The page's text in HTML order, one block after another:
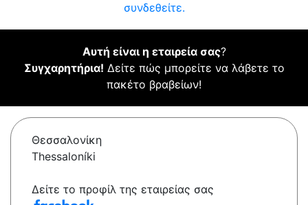
συνδεθείτε.
Αυτή είναι η εταιρεία σας?
Συγχαρητήρια! Δείτε πώς μπορείτε να λάβετε το
πακέτο βραβείων!
Θεσσαλονίκη
Thessaloníki
Δείτε το προφίλ της εταιρείας σας